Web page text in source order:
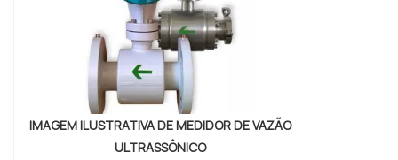
IMAGEM ILUSTRATIVA DE MEDIDOR DE VAZÃO
ULTRASSÔNICO